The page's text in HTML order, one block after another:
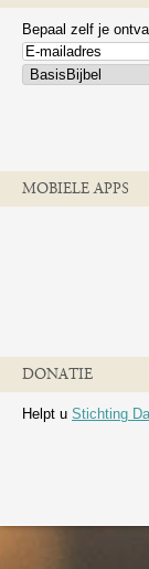
Bepaal zelf je
MOBIELE APPS
DONATIE
Helpt u Stichting